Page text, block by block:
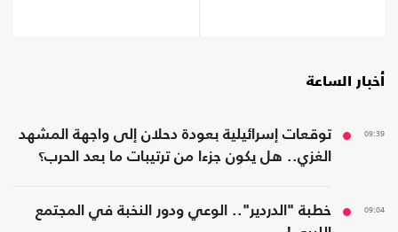
أخبار الساعة
09:39
توقعات إسرائيلية بعودة دحلان إلى واجهة المشهد
الغزي.. هل يكون جزءا من ترتيبات ما بعد الحرب؟
09:04
خطبة "الدردير".. الوعي ودور النخبة في المجتمع